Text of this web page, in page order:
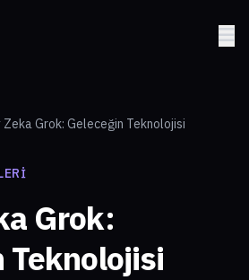
Zeka Grok: Geleceğin Teknolojisi
Grok:
Teknolojisi